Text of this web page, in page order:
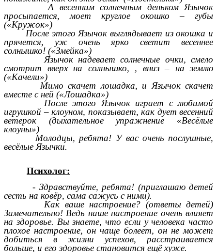
А весенним солнечным деньком Язычок
просыпается, моет круглое окошко – губы
(«Кружок»)
После этого Язычок выглядывает из окошка и
прячется, уж очень ярко светит весеннее
солнышко! («Змейка»)
Язычок надевает солнечные очки, смело
смотрит вверх на солнышко, , вниз – на землю
(«Качели»)
Мимо скачет лошадка, и Язычок скачет
вместе с ней («Лошадка»)
После этого Язычок играет с любимой
игрушкой – клоуном, показывает, как дует весенний
ветерок (дыхательное упражнение «Весёлые
клоуны»)
Молодцы, ребята! У вас очень послушные,
весёлые Язычки.
Психолог:
- Здравствуйте, ребята! (приглашаю детей
сесть на ковёр, сама сажусь с ними).
Как ваше настроение? (ответы детей)
Замечательно! Ведь наше настроение очень влияет
на здоровье. Вы знаете, что если у человека часто
плохое настроение, он чаще болеет, он не может
добиться в жизни успехов, расстраивается
больше, и его здоровье становится ещё хуже.